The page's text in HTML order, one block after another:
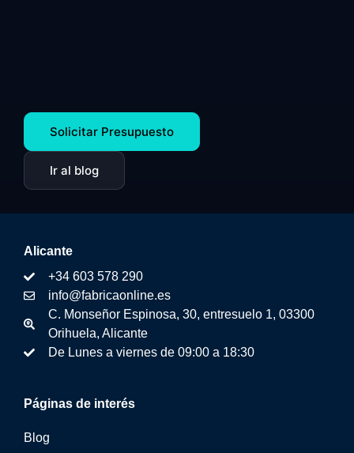
Solicitar Presupuesto
Ir al blog
Páginas de interés
Blog
Alicante
+34 603 578 290
info@fabricaonline.es
C. Monseñor Espinosa, 30, entresuelo 1, 03300
Orihuela, Alicante
De Lunes a viernes de 09:00 a 18:30